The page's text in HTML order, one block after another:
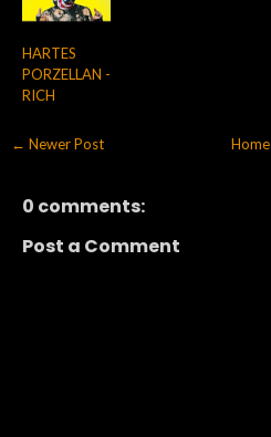
HARTES
PORZELLAN -
RICH
← Newer Post Home
0 comments:
Post a Comment